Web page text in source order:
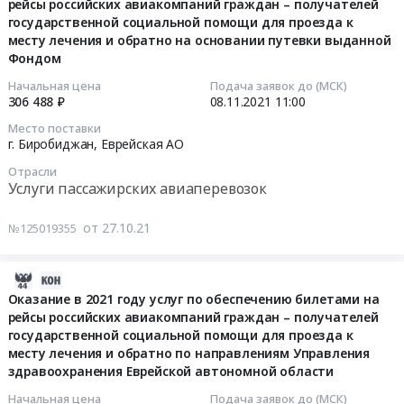
рейсы российских авиакомпаний граждан – получателей
государственной социальной помощи для проезда к
месту лечения и обратно на основании путевки выданной
Фондом
Начальная цена
306 488 ₽
Подача заявок до (МСК)
08.11.2021 11:00
Место поставки
г. Биробиджан, Еврейская АО
Отрасли
Услуги пассажирских авиаперевозок
№125019355 от 27.10.21
Оказание в 2021 году услуг по обеспечению билетами на
рейсы российских авиакомпаний граждан – получателей
государственной социальной помощи для проезда к
месту лечения и обратно по направлениям Управления
здравоохранения Еврейской автономной области
Начальная цена Подача заявок до (МСК)